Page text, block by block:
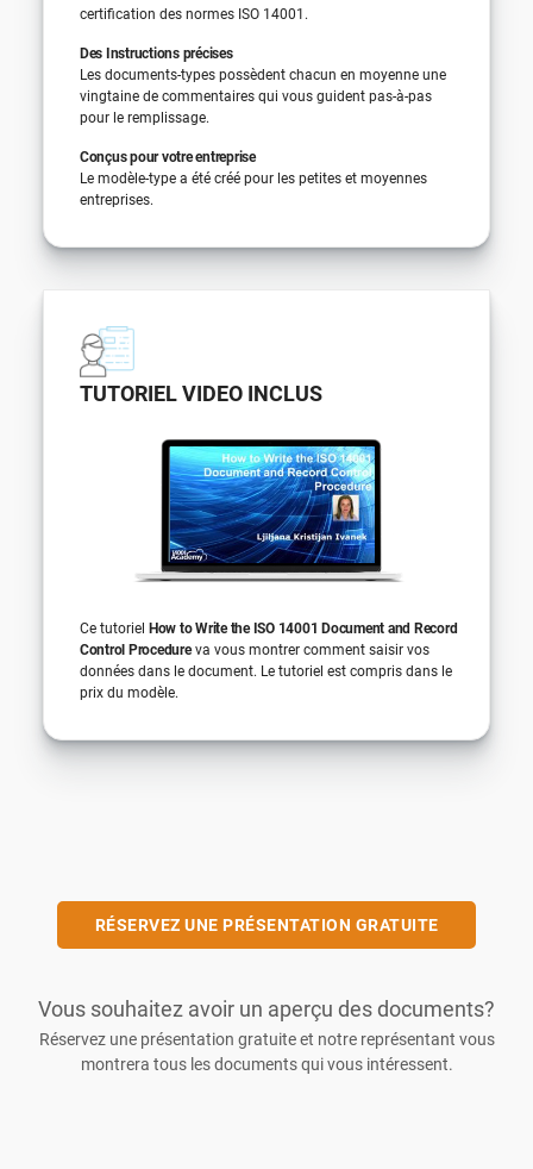
certification des normes ISO 14001.
Des Instructions précises
Les documents-types possèdent chacun en moyenne une
vingtaine de commentaires qui vous guident pas-à-pas
pour le remplissage.
Conçus pour votre entreprise
Le modèle-type a été créé pour les petites et moyennes
entreprises.
TUTORIEL VIDEO INCLUS
Ce tutoriel How to Write the ISO 14001 Document and Record
Control Procedureva vous montrer comment saisir vos
données dans le document. Le tutoriel est compris dans le
prix du modèle.
RÉSERVEZ UNE PRÉSENTATION GRATUITE
Vous souhaitez avoir un aperçu des documents?
Réservez une présentation gratuite et notre représentant vous
montrera tous les documents qui vous intéressent.